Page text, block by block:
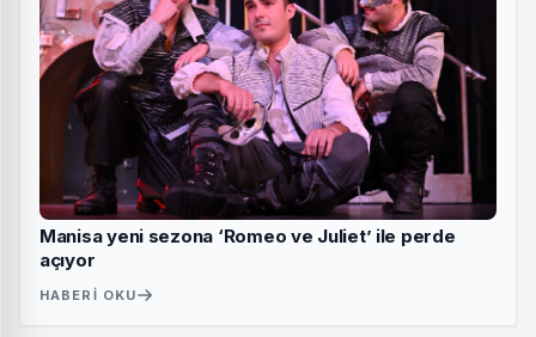
Manisa yeni sezona ‘Romeo ve Juliet’ ile perde
açıyor
HABERI OKU